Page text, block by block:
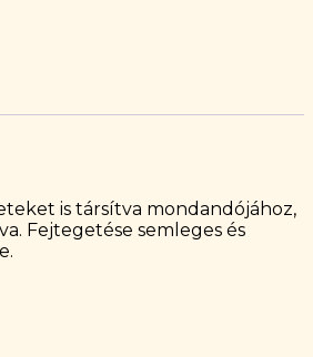
is társítva mondandójához,
Fejtegetése semleges és